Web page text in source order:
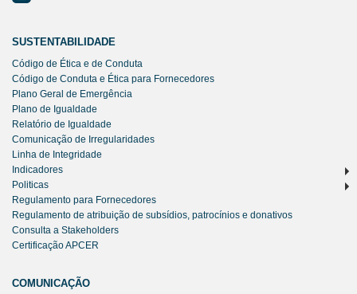
SUSTENTABILIDADE
Código de Ética e de Conduta
Código de Conduta e Ética para Fornecedores
Plano Geral de Emergência
Plano de Igualdade
Relatório de Igualdade
Comunicação de Irregularidades
Linha de Integridade
Indicadores
Politicas
Regulamento para Fornecedores
Regulamento de atribuição de subsídios, patrocínios e donativos
Consulta a Stakeholders
Certificação APCER
COMUNICAÇÃO